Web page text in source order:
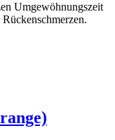
Umgewöhnungszeit